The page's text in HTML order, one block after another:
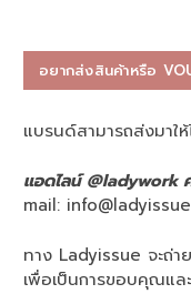
อยากส่งสินค้าหรือ
แบรนด์สามารถส่งมาใ
แอดไลน์ @ladywork
mail:
ทาง Ladyissue จะถ่
เพื่อเป็นการขอบคุณแล